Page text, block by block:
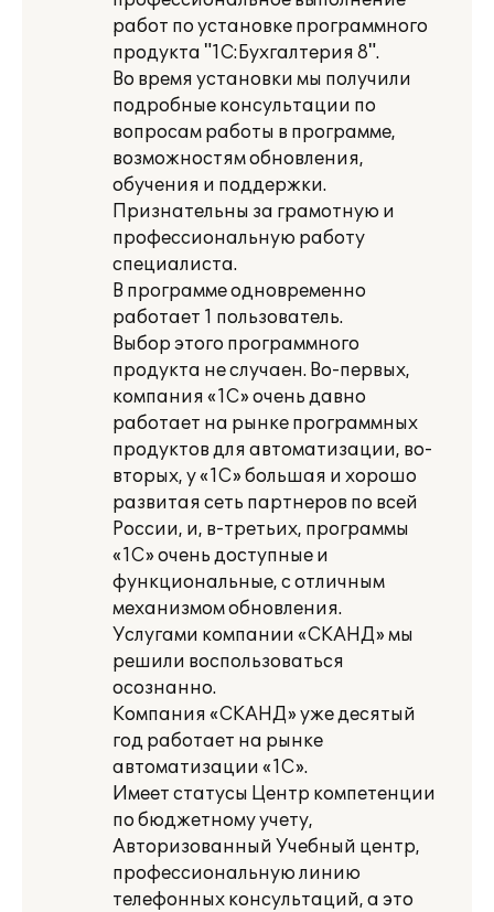
работ по установке программного
продукта "1С:Бухгалтерия 8".
Во время установки мы получили
подробные консультации по
вопросам работы в программе,
возможностям обновления,
обучения и поддержки.
Признательны за грамотную и
профессиональную работу
специалиста.
В программе одновременно
работает 1 пользователь.
Выбор этого программного
продукта не случаен. Во-первых,
компания «1С» очень давно
работает на рынке программных
продуктов для автоматизации, во-
вторых, у «1С» большая и хорошо
развитая сеть партнеров по всей
России, и, в-третьих, программы
«1С» очень доступные и
функциональные, с отличным
механизмом обновления.
Услугами компании «СКАНД» мы
решили воспользоваться
осознанно.
Компания «СКАНД» уже десятый
год работает на рынке
автоматизации «1С».
Имеет статусы Центр компетенции
по бюджетному учету,
Авторизованный Учебный центр,
профессиональную линию
телефонных консультаций, а это